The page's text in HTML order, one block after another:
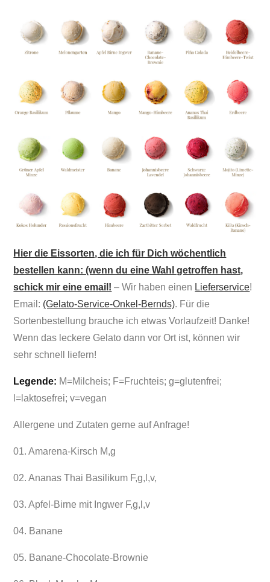
Hier die Eissorten, die ich für Dich wöchentlich
bestellen kann: (wenn du eine Wahl getroffen hast,
schick mir eine email! – Wir haben einen Lieferservice!
Email: (Gelato-Service-Onkel-Bernds). Für die
Sortenbestellung brauche ich etwas Vorlaufzeit! Danke!
Wenn das leckere Gelato dann vor Ort ist, können wir
sehr schnell liefern!
Legende: M=Milcheis; F=Fruchteis; g=glutenfrei;
l=laktosefrei; v=vegan
Allergene und Zutaten gerne auf Anfrage!
01. Amarena-Kirsch M,g
02. Ananas Thai Basilikum F,g,l,v,
03. Apfel-Birne mit Ingwer F,g,l,v
04. Banane
05. Banane-Chocolate-Brownie